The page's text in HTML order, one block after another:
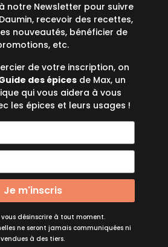
notre Newsletter pour suivre
recevoir des recettes,
nouveautés, bénéficier de
etc.
de votre inscription, on
des épices de Max, un
qui vous aidera à vous
les épices et leurs usages !
Je m'inscris
vous désinscrire à tout moment.
ne seront jamais communiquées ni
vendues à des tiers.